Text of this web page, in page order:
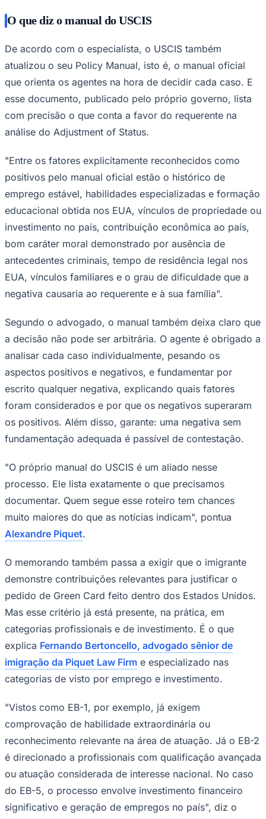
Juventude
Ceará
De acordo com o especialista, o USCIS também
que orienta os agentes na hora de decidir cada caso. E
esse documento, publicado pelo próprio governo, lista
com precisão o que conta a favor do requerente na
análise do Adjustment of Status.
"Entre os fatores explicitamente reconhecidos como
emprego estável, habilidades especializadas e formação
educacional obtida nos EUA, vínculos de propriedade ou
investimento no país, contribuição econômica ao país,
bom caráter moral demonstrado por ausência de
antecedentes criminais, tempo de residência legal nos
EUA, vínculos familiares e o grau de dificuldade que a
negativa causaria ao requerente e à sua família".
Segundo o advogado, o manual também deixa claro que
analisar cada caso individualmente, pesando os
aspectos positivos e negativos, e fundamentar por
escrito qualquer negativa, explicando quais fatores
foram considerados e por que os negativos superaram
os positivos. Além disso, garante: uma negativa sem
fundamentação adequada é passível de contestação.
"O próprio manual do USCIS é um aliado nesse
documentar. Quem segue esse roteiro tem chances
muito maiores do que as notícias indicam", pontua
Alexandre Piquet.
O memorando também passa a exigir que o imigrante
pedido de Green Card feito dentro dos Estados Unidos.
Mas esse critério já está presente, na prática, em
categorias profissionais e de investimento. É o que
explicaFernando Bertoncello, advogado sênior de
imigração da Piquet Law Firm e especializado nas
categorias de visto por emprego e investimento.
"Vistos como EB-1, por exemplo, já exigem
reconhecimento relevante na área de atuação. Já o EB-2
é direcionado a profissionais com qualificação avançada
ou atuação considerada de interesse nacional. No caso
do EB-5, o processo envolve investimento financeiro
significativo e geração de empregos no país", diz o
especialista.